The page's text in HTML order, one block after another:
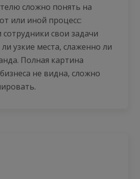
сложно понять на
или иной процесс:
свои задачи
узкие места, слаженно ли
Полная картина
не видна, сложно